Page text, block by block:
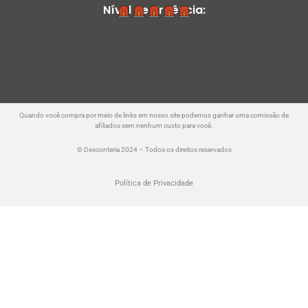
Nível de Urgência:
Quando você compra por meio de links em nosso site podemos ganhar uma comissão de
afiliados sem nenhum custo para você.
© Desconteria 2024 – Todos os direitos reservados
Política de Privacidade